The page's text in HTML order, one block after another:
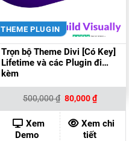
THEME PLUGIN
Trọn bộ Theme Divi [Có Key]
Lifetime và các Plugin đi
kèm
500,000₫ Giá
gốc
là:
500,000 ₫.
80,000₫Giá
hiện
tại
là:
80,000
Xem
Demo
Xem chi
tiết